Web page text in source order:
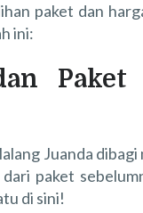
paket dan
ini:
Juanda
paket
di sini!